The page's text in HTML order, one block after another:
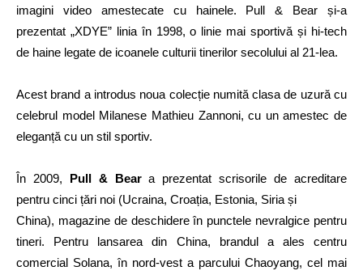
imagini video amestecate cu hainele. Pull & Bear și-a
prezentat „XDYE” linia în 1998, o linie mai sportivă și hi-tech
de haine legate de icoanele culturii tinerilor secolului al 21-lea.
Acest brand a introdus noua colecție numită clasa de uzură cu
celebrul model Milanese Mathieu Zannoni, cu un amestec de
eleganță cu un stil sportiv.
În 2009, Pull & Beara prezentat scrisorile de acreditare
pentru cinci țări noi (Ucraina, Croația, Estonia, Siria și
China), magazine de deschidere în punctele nevralgice pentru
tineri. Pentru lansarea din China, brandul a ales centru
comercial Solana, în nord-vest a parcului Chaoyang, cel mai